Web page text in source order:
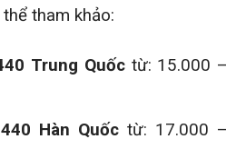
tham khảo:
Trung Quốctừ: 15.000 –
Hàn Quốc từ: 17.000 –